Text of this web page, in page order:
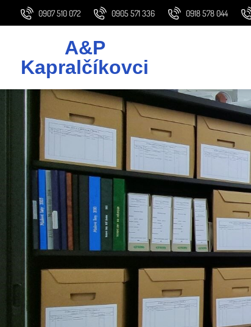
0907 510 072 0905 571 336 0918 578 044
A&P
Kapralčíkovci